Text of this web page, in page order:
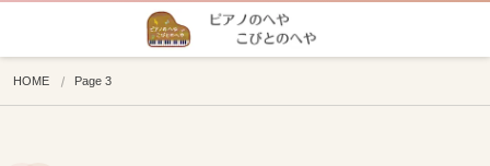
HOME Page 3